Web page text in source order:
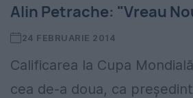
Alin Petrache: "Vreau
24 FEBRUARIE 2014
Calificarea la Cupa
cea de-a doua, ca